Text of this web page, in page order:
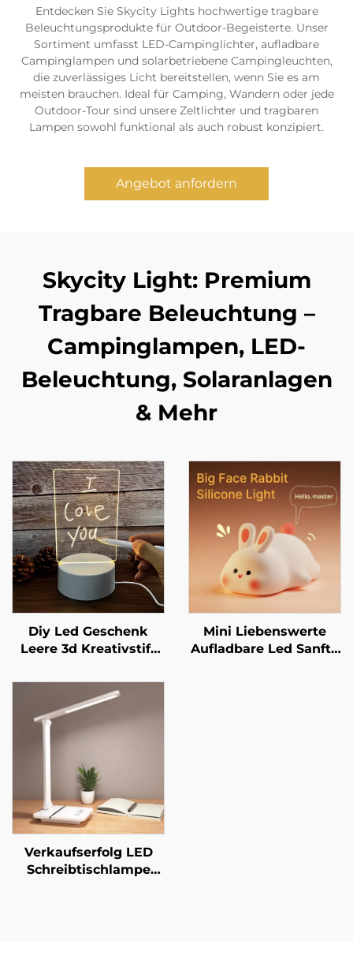
Entdecken Sie Skycity Lights hochwertige tragbare
Beleuchtungsprodukte für Outdoor-Begeisterte. Unser
Sortiment umfasst LED-Campinglichter, aufladbare
Campinglampen und solarbetriebene Campingleuchten,
die zuverlässiges Licht bereitstellen, wenn Sie es am
meisten brauchen. Ideal für Camping, Wandern oder jede
Outdoor-Tour sind unsere Zeltlichter und tragbaren
Lampen sowohl funktional als auch robust konzipiert.
Angebot anfordern
Skycity Light: Premium
Tragbare Beleuchtung –
Campinglampen, LED-
Beleuchtung, Solaranlagen
& Mehr
Diy Led Geschenk
Leere 3d Kreativstift
Notizboard Led
Umschreibbare
Nachtleuchte mit
Nachrichtenboard
Mini Liebenswerte
Aufladbare Led Sanfte
Verkaufserfolg LED
Schreibtischlampe